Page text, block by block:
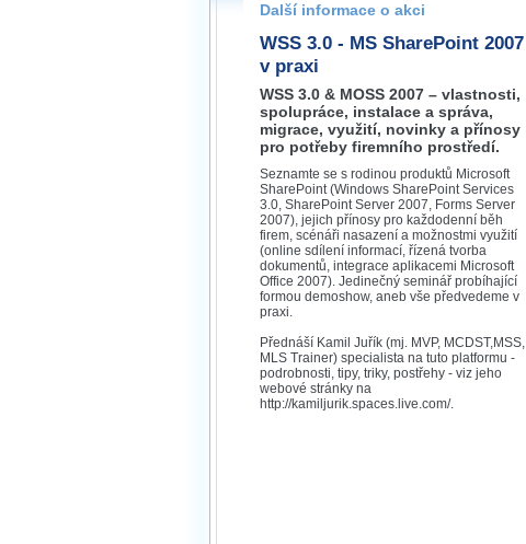
praha@wug.cz
Další informace o akci
WSS 3.0 - MS SharePoint 2007
v praxi
WSS 3.0 & MOSS 2007 – vlastnosti,
spolupráce, instalace a správa,
migrace, využití, novinky a přínosy
pro potřeby firemního prostředí.
Seznamte se s rodinou produktů Microsoft
SharePoint (Windows SharePoint Services
3.0, SharePoint Server 2007, Forms Server
2007), jejich přínosy pro každodenní běh
firem, scénáři nasazení a možnostmi využití
(online sdílení informací, řízená tvorba
dokumentů, integrace aplikacemi Microsoft
Office 2007). Jedinečný seminář probíhající
formou demoshow, aneb vše předvedeme v
praxi.
Přednáší Kamil Juřík (mj. MVP, MCDST,MSS,
MLS Trainer) specialista na tuto platformu -
podrobnosti, tipy, triky, postřehy - viz jeho
webové stránky na
http://kamiljurik.spaces.live.com/.